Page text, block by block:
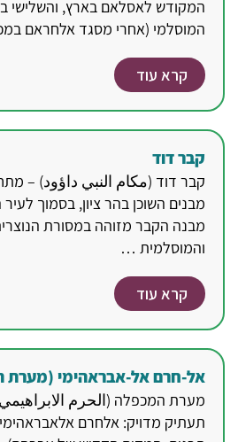
המקודש לאסלאם בארץ, והשלישי
המוסלמי (אחרי מסגד אלחראם
קרא עוד
קבר דוד
קבר דוד (مكام النبي داؤود) –
מבנים השוכן בהר ציון, בסמוך
מבנה הקבר מזוהה במסורת
והמוסלמית …
קרא עוד
אל-חרם אל-אבראהימי (מערת
מערת המכפלה (الحرم
תעתיק מדויק: אלחרם